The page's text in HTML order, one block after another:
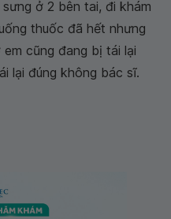
ở 2 bên tai, đi khám
thuốc đã hết nhưng
cũng đang bị tái lại
lại đúng không bác sĩ.